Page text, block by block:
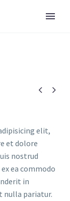
 
elit,
et dolore
nostrud
ea commodo
in
nulla pariatur.